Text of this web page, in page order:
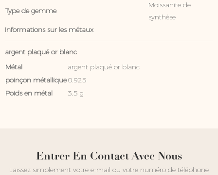
Type de gemme
Moissanite de
synthèse
Informations sur les métaux
argent plaqué or blanc
Métal
argent plaqué or blanc
poinçon métallique0.925
Poids en métal
3,5 g
Entrer En Contact Avec Nous
Laissez simplement votre e-mail ou votre numéro de téléphone